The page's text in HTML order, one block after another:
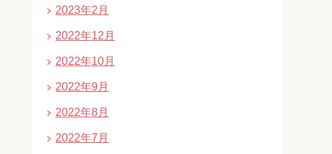
2023年2月
2022年12月
2022年10月
2022年9月
2022年8月
2022年7月